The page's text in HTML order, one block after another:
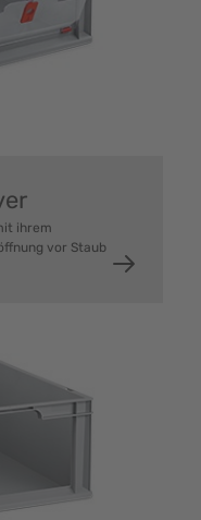
ihrem
vor Staub